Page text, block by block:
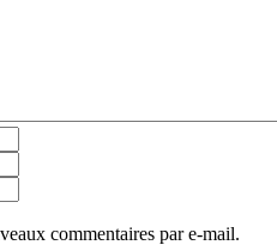
commentaires par e-mail.